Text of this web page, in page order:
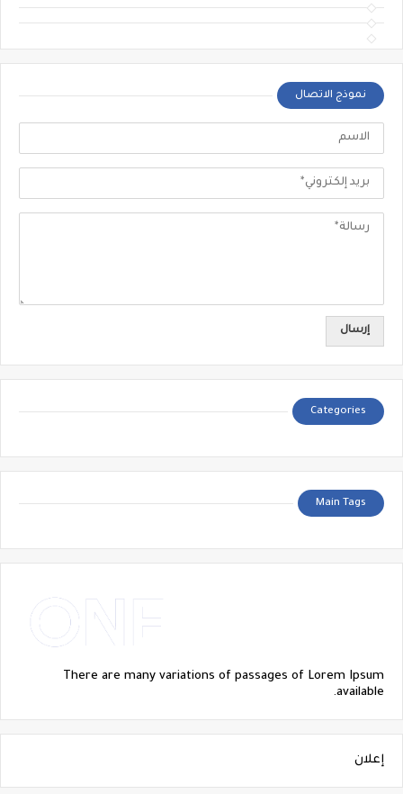
نموذج الاتصال
Categories
Main Tags
There are many variations of passages of Lorem Ipsum
available.
إعلان